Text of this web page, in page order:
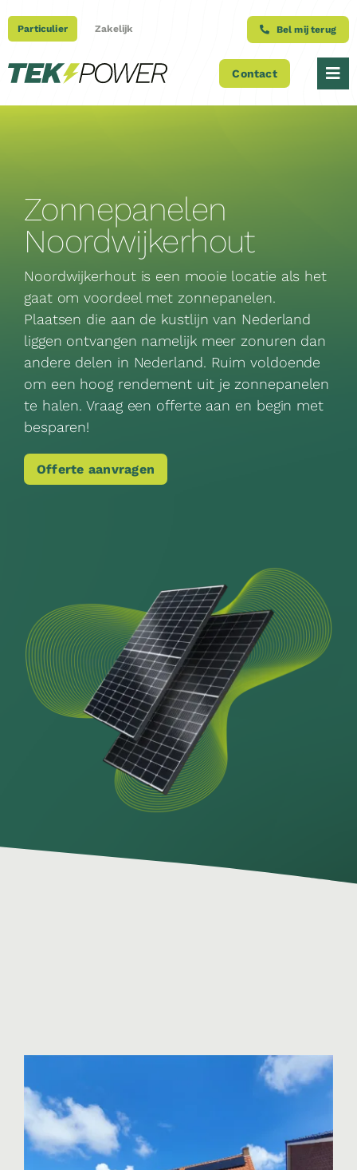
naarParticulier Zakelijk Bel mij terug
Projecten
Blog
Onderhoudscontracten
Contact
Zonnepanelen
Noordwijkerhout
Noordwijkerhout is een mooie locatie als het
gaat om voordeel met zonnepanelen.
Plaatsen die aan de kustlijn van Nederland
liggen ontvangen namelijk meer zonuren dan
andere delen in Nederland. Ruim voldoende
om een hoog rendement uit je zonnepanelen
te halen. Vraag een offerte aan en begin met
besparen!
Offerte aanvragen